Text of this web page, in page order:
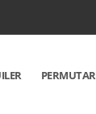
PERMUTAR